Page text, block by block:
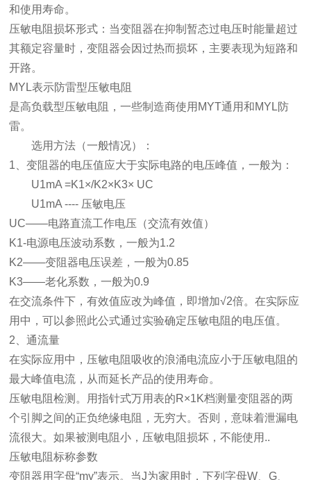
和使用寿命。
压敏电阻损坏形式：当变阻器在抑制暂态过电压时能量超过
其额定容量时，变阻器会因过热而损坏，主要表现为短路和
开路。
MYL表示防雷型压敏电阻
是高负载型压敏电阻，一些制造商使用MYT通用和MYL防
雷。
选用方法（一般情况）：
1、变阻器的电压值应大于实际电路的电压峰值，一般为：
U1mA =K1×/K2×K3× UC
U1mA ---- 压敏电压
UC——电路直流工作电压（交流有效值）
K1-电源电压波动系数，一般为1.2
K2——变阻器电压误差，一般为0.85
K3——老化系数，一般为0.9
在交流条件下，有效值应改为峰值，即增加√2倍。在实际应
用中，可以参照此公式通过实验确定压敏电阻的电压值。
2、通流量
在实际应用中，压敏电阻吸收的浪涌电流应小于压敏电阻的
最大峰值电流，从而延长产品的使用寿命。
压敏电阻检测。用指针式万用表的R×1K档测量变阻器的两
个引脚之间的正负绝缘电阻，无穷大。否则，意味着泄漏电
流很大。如果被测电阻小，压敏电阻损坏，不能使用..
压敏电阻标称参数
变阻器用字母“my”表示。当J为家用时，下列字母W、G、